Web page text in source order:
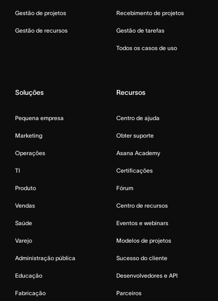
Gestão de projetos
Gestão de recursos
Recebimento de projetos
Gestão de tarefas
Todos os casos de uso
Soluções
Pequena empresa
Marketing
Operações
TI
Produto
Vendas
Saúde
Varejo
Administração pública
Educação
Fabricação
Recursos
Centro de ajuda
Obter suporte
Asana Academy
Certificações
Fórum
Centro de recursos
Eventos e webinars
Modelos de projetos
Sucesso do cliente
Desenvolvedores e API
Parceiros